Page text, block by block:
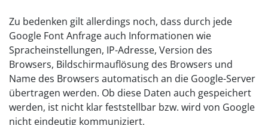
Zu bedenken gilt allerdings noch, dass durch jede
Google Font Anfrage auch Informationen wie
Spracheinstellungen, IP-Adresse, Version des
Browsers, Bildschirmauflösung des Browsers und
Name des Browsers automatisch an die Google-Server
übertragen werden. Ob diese Daten auch gespeichert
werden, ist nicht klar feststellbar bzw. wird von Google
nicht eindeutig kommuniziert.